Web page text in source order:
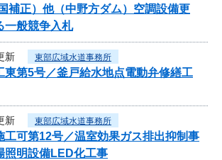
補正）他（中野方ダム）空調設備更
一般競争入札
新 東部広域水道事務所
東第5号／釜戸給水地点電動弁修繕工
新 東部広域水道事務所
工可第12号／温室効果ガス排出抑制事
明設備LED化工事